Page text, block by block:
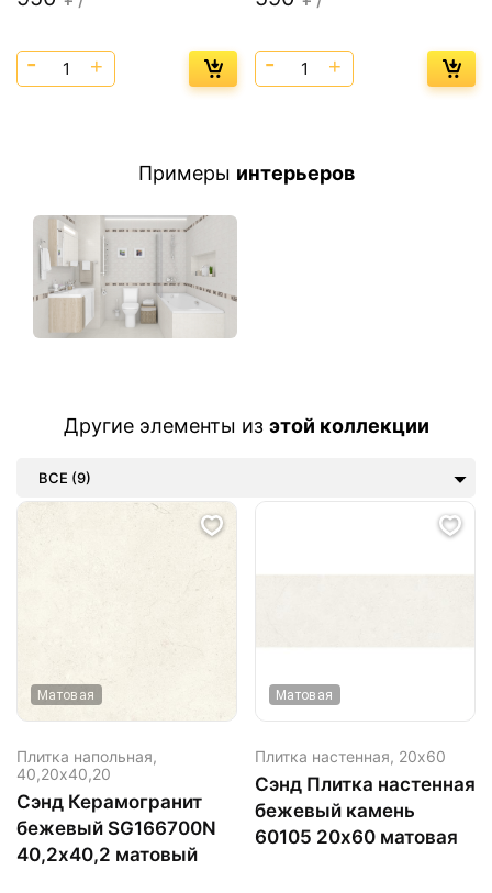
Примеры интерьеров
Другие элементы из этой коллекции
ВСЕ (9)
Матовая
Плитка напольная,
40,20х40,20
Сэнд Керамогранит
бежевый SG166700N
40,2х40,2 матовый
Матовая
Плитка настенная, 20х60
Сэнд Плитка настенная
бежевый камень
60105 20х60 матовая